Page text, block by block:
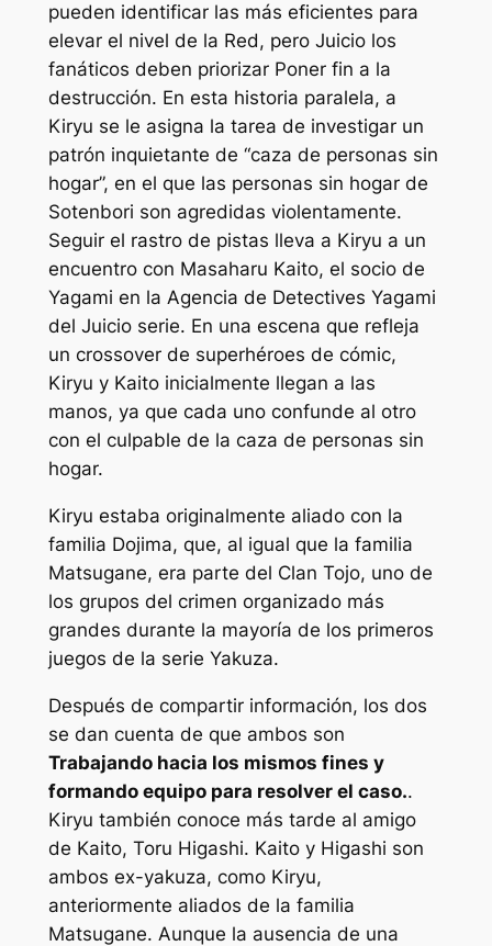
pueden identificar las más eficientes para
elevar el nivel de la Red, pero Juiciolos
fanáticos deben priorizar Poner fin a la
destrucción. En esta historia paralela, a
Kiryu se le asigna la tarea de investigar un
patrón inquietante de “caza de personas sin
hogar”, en el que las personas sin hogar de
Sotenbori son agredidas violentamente.
Seguir el rastro de pistas lleva a Kiryu a un
encuentro con Masaharu Kaito, el socio de
Yagami en la Agencia de Detectives Yagami
del Juicioserie. En una escena que refleja
un crossover de superhéroes de cómic,
Kiryu y Kaito inicialmente llegan a las
manos, ya que cada uno confunde al otro
con el culpable de la caza de personas sin
hogar.
Kiryu estaba originalmente aliado con la
familia Dojima, que, al igual que la familia
Matsugane, era parte del Clan Tojo, uno de
los grupos del crimen organizado más
grandes durante la mayoría de los primeros
juegos de la serie Yakuza.
Después de compartir información, los dos
se dan cuenta de que ambos son
Trabajando hacia los mismos fines y
formando equipo para resolver el caso..
Kiryu también conoce más tarde al amigo
de Kaito, Toru Higashi. Kaito y Higashi son
ambos ex-yakuza, como Kiryu,
anteriormente aliados de la familia
Matsugane. Aunque la ausencia de una